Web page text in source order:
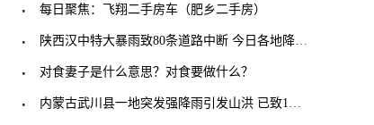
每日聚焦：飞翔二手房车（肥乡二手房）
陕西汉中特大暴雨致80条道路中断 今日各地降水不断
对食妻子是什么意思？对食要做什么？
内蒙古武川县一地突发强降雨引发山洪 已致1人死亡